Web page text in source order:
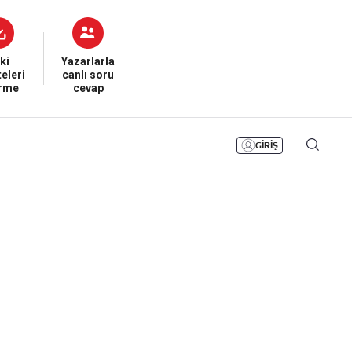
Yazarlarla
canlı soru
cevap
GİRİŞ
Namaz Vakitleri
Sesli Yayınlar